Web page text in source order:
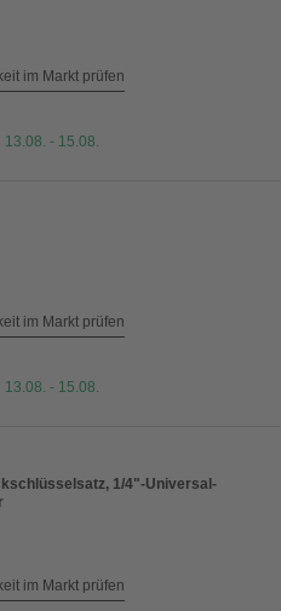
im Markt prüfen
- 15.08.
im Markt prüfen
- 15.08.
1/4"-Universal-
im Markt prüfen